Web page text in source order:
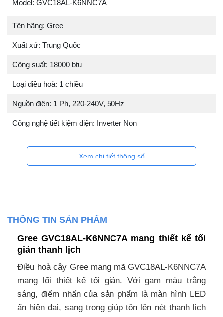
Model: GVC18AL-K6NNC7A
Tên hãng: Gree
Xuất xứ: Trung Quốc
Công suất: 18000 btu
Loại điều hoà: 1 chiều
Nguồn điện: 1 Ph, 220-240V, 50Hz
Công nghệ tiết kiệm điện: Inverter Non
Xem chi tiết thông số
THÔNG TIN SẢN PHẨM
Gree GVC18AL-K6NNC7A mang thiết kế tối
giản thanh lịch
Điều hoà cây Gree mang mã GVC18AL-K6NNC7A
mang lối thiết kế tối giản. Với gam màu trắng
sáng, điểm nhấn của sản phẩm là màn hình LED
ẩn hiện đại, sang trọng giúp tôn lên nét thanh lịch